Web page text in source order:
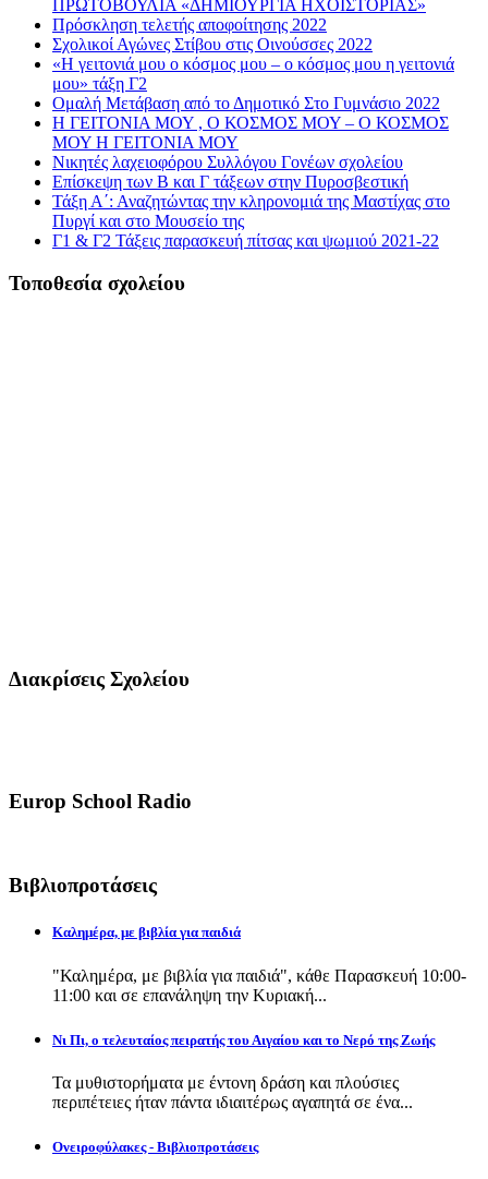
ΠΡΩΤΟΒΟΥΛΙΑ «ΔΗΜΙΟΥΡΓΙΑ ΗΧΟΪΣΤΟΡΙΑΣ»
Πρόσκληση τελετής αποφοίτησης 2022
Σχολικοί Αγώνες Στίβου στις Οινούσσες 2022
«Η γειτονιά μου ο κόσμος μου – ο κόσμος μου η γειτονιά
μου» τάξη Γ2
Ομαλή Μετάβαση από το Δημοτικό Στο Γυμνάσιο 2022
Η ΓΕΙΤΟΝΙΑ ΜΟΥ , Ο ΚΟΣΜΟΣ ΜΟΥ – Ο ΚΟΣΜΟΣ
ΜΟΥ Η ΓΕΙΤΟΝΙΑ ΜΟΥ
Νικητές λαχειοφόρου Συλλόγου Γονέων σχολείου
Επίσκεψη των Β και Γ τάξεων στην Πυροσβεστική
Τάξη Α΄: Αναζητώντας την κληρονομιά της Μαστίχας στο
Πυργί και στο Μουσείο της
Γ1 & Γ2 Τάξεις παρασκευή πίτσας και ψωμιού 2021-22
Τοποθεσία σχολείου
Διακρίσεις Σχολείου
Europ School Radio
Βιβλιοπροτάσεις
Καλημέρα, με βιβλία για παιδιά
"Καλημέρα, με βιβλία για παιδιά", κάθε Παρασκευή 10:00-
11:00 και σε επανάληψη την Κυριακή...
Νι Πι, ο τελευταίος πειρατής του Αιγαίου και το Νερό της Ζωής
Τα μυθιστορήματα με έντονη δράση και πλούσιες
περιπέτειες ήταν πάντα ιδιαιτέρως αγαπητά σε ένα...
Ονειροφύλακες - Βιβλιοπροτάσεις